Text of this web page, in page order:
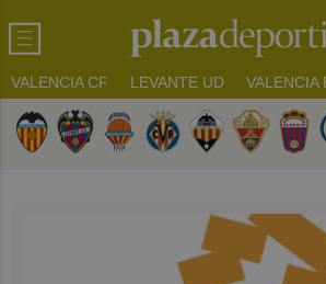
VALENCIA CF LEVANTE UD VALENCIA